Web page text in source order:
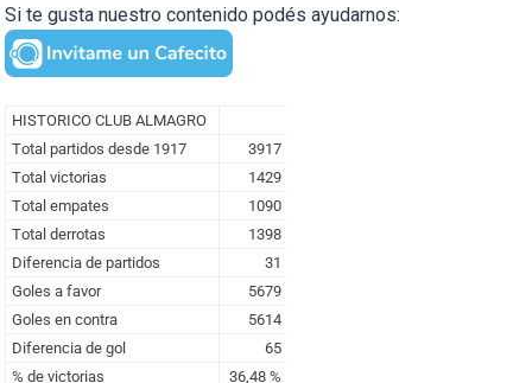
Si te gusta nuestro contenido podés ayudarnos: